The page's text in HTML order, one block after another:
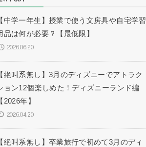
中学一年生】授業で使う文房具や自宅学習
品は何が必要？【最低限】
2026.06.20
絶叫系無し】3月のディズニーでアトラク
ョン12個楽しめた！ディズニーランド編
2026年】
2026.04.20
絶叫系無し】卒業旅行で初めて3月のディ